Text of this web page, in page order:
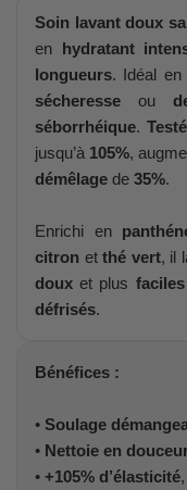
Soin lavant doux
en hydratant
longueurs. Idéal
sécheresse ou
séborrhéique.
jusqu’à 105%,
démêlage de 35%.
Enrichi en
citron etthé vert, il
doux et plus
défrisés.
Bénéfices :
• Soulage
• Nettoie en
• +105% d’élasticité